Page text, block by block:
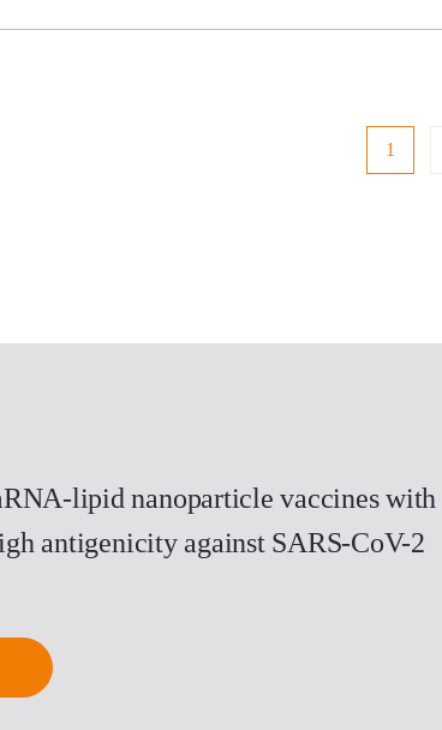
1
lipid nanoparticle vaccines with
antigenicity against SARS-CoV-2